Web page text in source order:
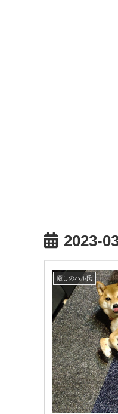
2023-
癒しのハル氏